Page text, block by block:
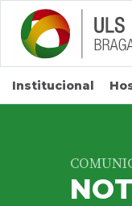
Saltar para
Institucional